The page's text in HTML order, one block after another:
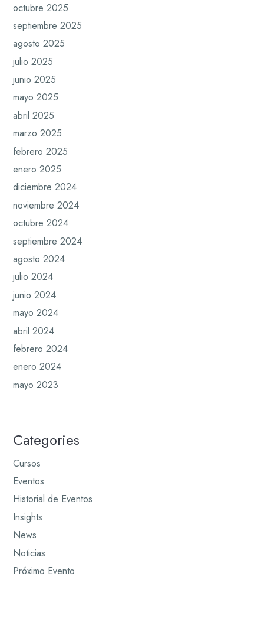
octubre 2025
septiembre 2025
agosto 2025
julio 2025
junio 2025
mayo 2025
abril 2025
marzo 2025
febrero 2025
enero 2025
diciembre 2024
noviembre 2024
octubre 2024
septiembre 2024
agosto 2024
julio 2024
junio 2024
mayo 2024
abril 2024
febrero 2024
enero 2024
mayo 2023
Categories
Cursos
Eventos
Historial de Eventos
Insights
News
Noticias
Próximo Evento